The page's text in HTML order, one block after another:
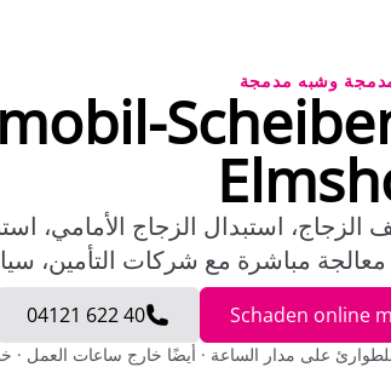
وشبه مدمجة
الزجاج، استبدال الزجاج الأمامي،
Schaden online
04121 622 40
على مدار الساعة · أيضًا خارج ساعات العمل ·